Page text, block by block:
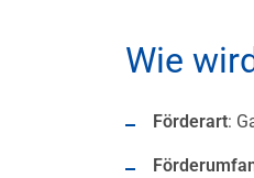
Wie
Förderart: